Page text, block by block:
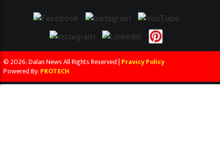
© 2026: Dalan News All Rights Reserved | Pravicy Policy
Powered By: PROTECH